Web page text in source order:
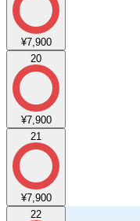
¥7,900
20
¥7,900
21
¥7,900
22